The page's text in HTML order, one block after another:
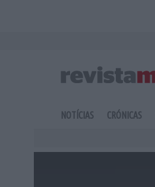
NOTÍCIAS CRÓNICAS